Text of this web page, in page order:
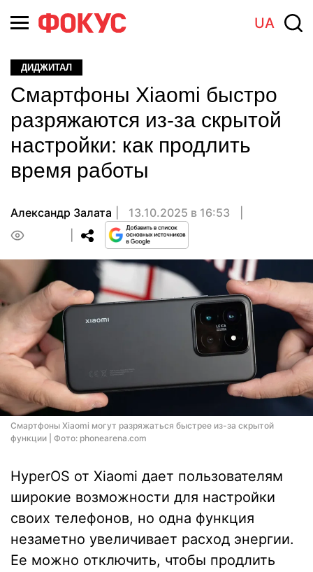
UA
ДИДЖИТАЛ
Смартфоны Xiaomi быстро
разряжаются из-за скрытой
настройки: как продлить
время работы
Александр Залата
13.10.2025 в 16:53
Cмартфоны Xiaomi могут разряжаться быстрее из-за скрытой
функции | Фото: phonearena.com
HyperOS от Xiaomi дает пользователям
широкие возможности для настройки
своих телефонов, но одна функция
незаметно увеличивает расход энергии.
Ее можно отключить, чтобы продлить